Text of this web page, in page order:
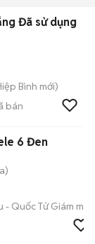
Đã sử dụng
Bình mới)
bán
6 Đen
- Quốc Tử Giám mới)